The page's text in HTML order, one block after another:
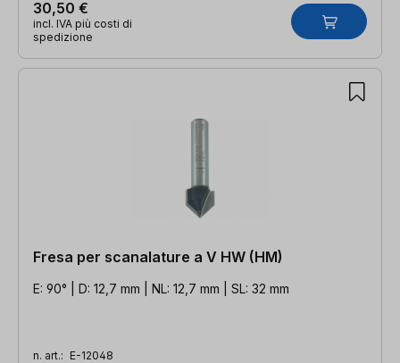
30,50 €
incl. IVA più costi di
spedizione
Fresa per scanalature a V HW (HM)
E: 90° | D: 12,7 mm | NL: 12,7 mm | SL: 32 mm
n. art.: E-12048